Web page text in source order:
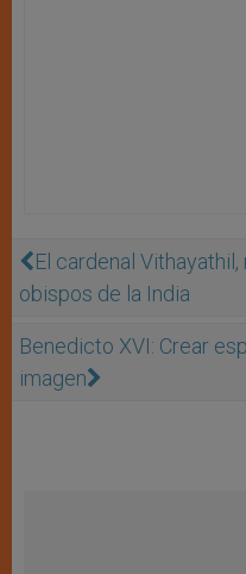
El cardenal
obispos de la India
Benedicto XVI: Crear
imagen